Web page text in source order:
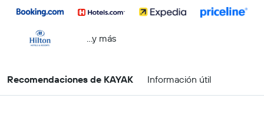
...y más
Recomendaciones de KAYAK Información útil